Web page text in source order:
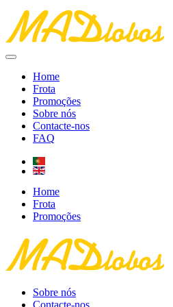
Home
Frota
Promoções
Sobre nós
Contacte-nos
FAQ
Home
Frota
Promoções
Sobre nós
Contacte-nos